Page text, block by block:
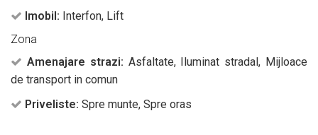
Imobil: Interfon, Lift
Zona
Amenajare strazi: Asfaltate, Iluminat stradal, Mijloace
de transport in comun
Priveliste: Spre munte, Spre oras